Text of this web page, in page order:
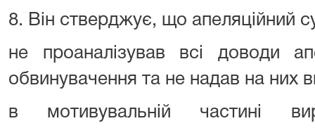
8. Він стверджує, що апеляційний
не проаналізував всі доводи
обвинувачення та не надав на них
в мотивувальній частині